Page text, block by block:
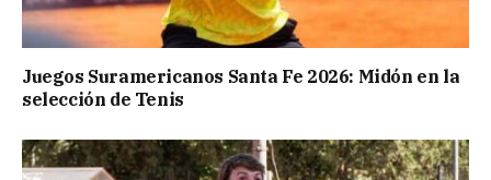
Juegos Suramericanos Santa Fe 2026: Midón en la
selección de Tenis